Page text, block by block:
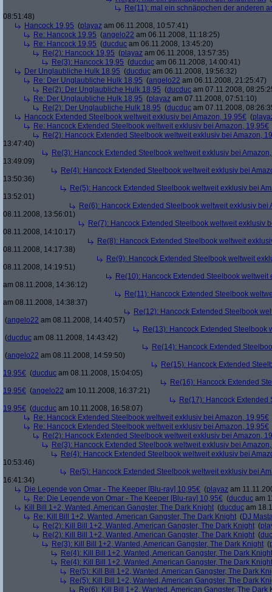
Re(11): mal ein schnäppchen der anderen
08:51:48)
Hancock 19,95 (playaz am 06.11.2008, 10:57:41)
Re: Hancock 19,95 (angelo22 am 06.11.2008, 11:18:25)
Re: Hancock 19,95 (ducduc am 06.11.2008, 13:45:20)
Re(2): Hancock 19,95 (playaz am 06.11.2008, 13:57:35)
Re(3): Hancock 19,95 (ducduc am 06.11.2008, 14:00:41)
Der Unglaubliche Hulk 18,95 (ducduc am 06.11.2008, 19:56:32)
Re: Der Unglaubliche Hulk 18,95 (angelo22 am 06.11.2008, 21:25:47)
Re(2): Der Unglaubliche Hulk 18,95 (ducduc am 07.11.2008,
Re: Der Unglaubliche Hulk 18,95 (playaz am 07.11.2008, 07:51:10)
Re(2): Der Unglaubliche Hulk 18,95 (ducduc am 07.11.2008,
Hancock Extended Steelbook weltweit exklusiv bei Amazon, 19,95€ (
Re: Hancock Extended Steelbook weltweit exklusiv bei Amazon, 19,95€
Re(2): Hancock Extended Steelbook weltweit exklusiv bei Amazon,
13:47:40)
Re(3): Hancock Extended Steelbook weltweit exklusiv bei
13:49:09)
Re(4): Hancock Extended Steelbook weltweit exklusiv bei
13:50:36)
Re(5): Hancock Extended Steelbook weltweit exklusiv bei
13:52:01)
Re(6): Hancock Extended Steelbook weltweit exklusiv bei
08.11.2008, 13:56:01)
Re(7): Hancock Extended Steelbook weltweit exklusiv
08.11.2008, 14:10:17)
Re(8): Hancock Extended Steelbook weltweit
08.11.2008, 14:17:38)
Re(9): Hancock Extended Steelbook weltweit
08.11.2008, 14:19:51)
Re(10): Hancock Extended Steelbook weltweit
am 08.11.2008, 14:36:12)
Re(11): Hancock Extended Steelbook
am 08.11.2008, 14:38:37)
Re(12): Hancock Extended Steelbook
(angelo22 am 08.11.2008, 14:40:57)
Re(13): Hancock Extended Steelbook
(ducduc am 08.11.2008, 14:43:42)
Re(14): Hancock Extended
(angelo22 am 08.11.2008, 14:59:50)
Re(15): Hancock Extended
19,95€ (ducduc am 08.11.2008, 15:04:05)
Re(16): Hancock Extended
19,95€ (angelo22 am 10.11.2008, 16:37:21)
Re(17): Hancock
19,95€ (ducduc am 10.11.2008, 16:58:07)
Re: Hancock Extended Steelbook weltweit exklusiv bei Amazon, 19,95€
Re: Hancock Extended Steelbook weltweit exklusiv bei Amazon, 19,95€
Re(2): Hancock Extended Steelbook weltweit exklusiv bei Amazon,
Re(3): Hancock Extended Steelbook weltweit exklusiv bei
Re(4): Hancock Extended Steelbook weltweit exklusiv bei
10:53:46)
Re(5): Hancock Extended Steelbook weltweit exklusiv bei
16:41:34)
Die Legende von Omar - The Keeper [Blu-ray] 10,95€ (playaz am
Re: Die Legende von Omar - The Keeper [Blu-ray] 10,95€ (ducduc am
Kill Bill 1+2, Wanted, American Gangster, The Dark Knight (ducduc am
Re: Kill Bill 1+2, Wanted, American Gangster, The Dark Knight (DJ
Re(2): Kill Bill 1+2, Wanted, American Gangster, The Dark Knight (
Re(2): Kill Bill 1+2, Wanted, American Gangster, The Dark Knight (
Re(3): Kill Bill 1+2, Wanted, American Gangster, The Dark Knight (
Re(4): Kill Bill 1+2, Wanted, American Gangster, The Dark Knight
Re(4): Kill Bill 1+2, Wanted, American Gangster, The Dark Knight
Re(5): Kill Bill 1+2, Wanted, American Gangster, The Dark
Re(5): Kill Bill 1+2, Wanted, American Gangster, The Dark
Re(6): Kill Bill 1+2, Wanted, American Gangster, The Dark